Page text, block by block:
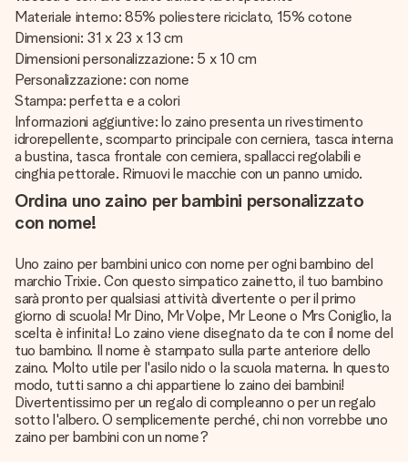
Materiale interno: 85% poliestere riciclato, 15% cotone
Dimensioni: 31 x 23 x 13 cm
Dimensioni personalizzazione: 5 x 10 cm
Personalizzazione: con nome
Stampa: perfetta e a colori
Informazioni aggiuntive: lo zaino presenta un rivestimento
idrorepellente, scomparto principale con cerniera, tasca interna
a bustina, tasca frontale con cerniera, spallacci regolabili e
cinghia pettorale. Rimuovi le macchie con un panno umido.
Ordina uno zaino per bambini personalizzato
con nome!
Uno zaino per bambini unico con nome per ogni bambino del
marchio Trixie. Con questo simpatico zainetto, il tuo bambino
sarà pronto per qualsiasi attività divertente o per il primo
giorno di scuola! Mr Dino, Mr Volpe, Mr Leone o Mrs Coniglio, la
scelta è infinita! Lo zaino viene disegnato da te con il nome del
tuo bambino. Il nome è stampato sulla parte anteriore dello
zaino. Molto utile per l'asilo nido o la scuola materna. In questo
modo, tutti sanno a chi appartiene lo zaino dei bambini!
Divertentissimo per un regalo di compleanno o per un regalo
sotto l'albero. O semplicemente perché, chi non vorrebbe uno
zaino per bambini con un nome?